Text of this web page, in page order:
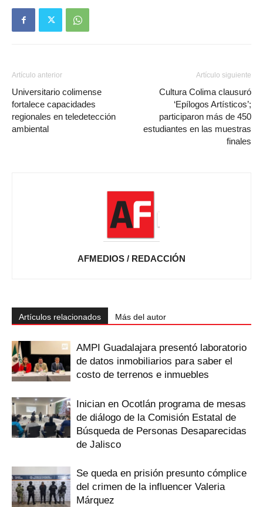
Artículo anterior
Universitario colimense
fortalece capacidades
regionales en teledetección
ambiental
Artículo siguiente
Cultura Colima clausuró
‘Epílogos Artísticos’;
participaron más de 450
estudiantes en las muestras
finales
AFMEDIOS / REDACCIÓN
Artículos relacionados Más del autor
AMPI Guadalajara presentó laboratorio
de datos inmobiliarios para saber el
costo de terrenos e inmuebles
Inician en Ocotlán programa de mesas
de diálogo de la Comisión Estatal de
Búsqueda de Personas Desaparecidas
de Jalisco
Se queda en prisión presunto cómplice
del crimen de la influencer Valeria
Márquez